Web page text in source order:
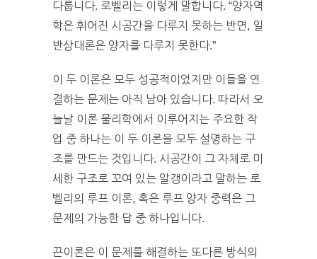
다룹니다. 로벨리는 이렇게 말합니다. “양자역
학은 휘어진 시공간을 다루지 못하는 반면, 일
반상대론은 양자를 다루지 못한다.”
이 두 이론은 모두 성공적이었지만 이들을 연
결하는 문제는 아직 남아 있습니다. 따라서 오
늘날 이론 물리학에서 이루어지는 주요한 작
업 중 하나는 이 두 이론을 모두 설명하는 구
조를 만드는 것입니다. 시공간이 그 자체로 미
세한 구조로 꼬여 있는 알갱이라고 말하는 로
벨리의 루프 이론, 혹은 루프 양자 중력은 그
문제의 가능한 답 중 하나입니다.
끈이론은 이 문제를 해결하는 또다른 방식의